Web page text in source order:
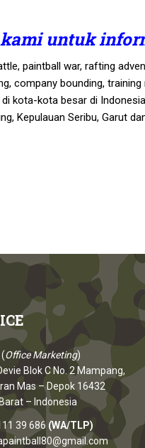
untuk
paintball war, rafting
company bounding,
kota-kota besar di
Kepulauan Seribu, Garut
(Office Marketing)
Blok C No. 2 Mampang,
Mas – Depok 16432
– Indonesia
39 686 (WA/TLP)